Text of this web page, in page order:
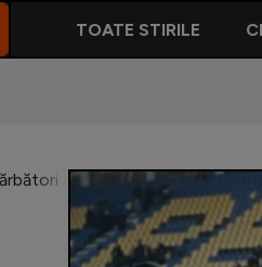
TOATE STIRILE
alb-roșii”. Dan Capatos